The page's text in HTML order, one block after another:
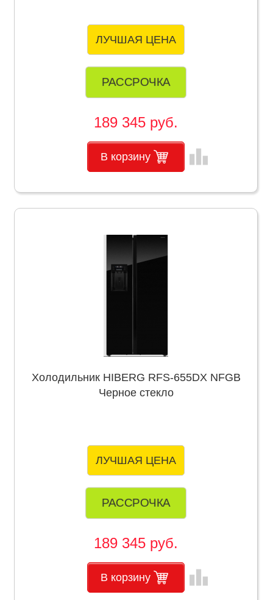
ЛУЧШАЯ ЦЕНА
РАССРОЧКА
189 345 руб.
В корзину leaderboard
Холодильник HIBERG RFS-655DX NFGB
Черное стекло
ЛУЧШАЯ ЦЕНА
РАССРОЧКА
189 345 руб.
В корзину leaderboard